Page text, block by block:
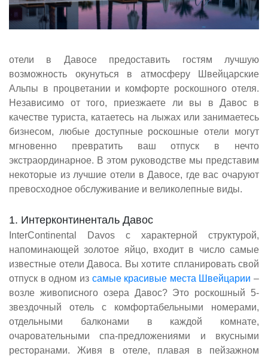
отели в Давосе предоставить гостям лучшую
возможность окунуться в атмосферу Швейцарские
Альпы в процветании и комфорте роскошного отеля.
Независимо от того, приезжаете ли вы в Давос в
качестве туриста, катаетесь на лыжах или занимаетесь
бизнесом, любые доступные роскошные отели могут
мгновенно превратить ваш отпуск в нечто
экстраординарное. В этом руководстве мы представим
некоторые из лучшие отели в Давосе, где вас очаруют
превосходное обслуживание и великолепные виды.
1. Интерконтиненталь Давос
InterContinental Davos с характерной структурой,
напоминающей золотое яйцо, входит в число самые
известные отели Давоса. Вы хотите спланировать свой
отпуск в одном из самые красивые места Швейцарии –
возле живописного озера Давос? Это роскошный 5-
звездочный отель с комфортабельными номерами,
отдельными балконами в каждой комнате,
очаровательными спа-предложениями и вкусными
ресторанами. Живя в отеле, плавая в пейзажном